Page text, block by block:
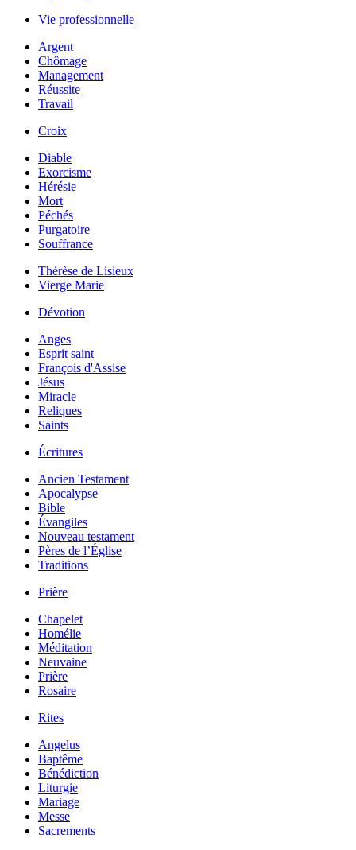
Vie professionnelle
Argent
Chômage
Management
Réussite
Travail
Croix
Diable
Exorcisme
Hérésie
Mort
Péchés
Purgatoire
Souffrance
Thérèse de Lisieux
Vierge Marie
Dévotion
Anges
Esprit saint
François d'Assise
Jésus
Miracle
Reliques
Saints
Écritures
Ancien Testament
Apocalypse
Bible
Évangiles
Nouveau testament
Pères de l’Église
Traditions
Prière
Chapelet
Homélie
Méditation
Neuvaine
Prière
Rosaire
Rites
Angelus
Baptême
Bénédiction
Liturgie
Mariage
Messe
Sacrements